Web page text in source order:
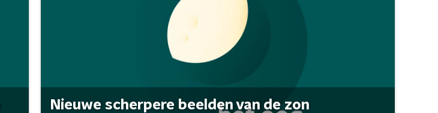
Nieuwe scherpere beelden van de zon